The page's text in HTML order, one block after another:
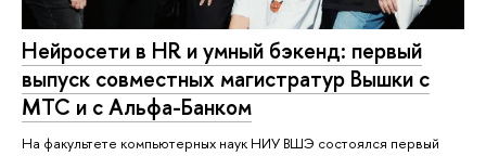
Нейросети в HR и умный бэкенд: первый
выпуск совместных магистратур Вышки с
МТС и с Альфа-Банком
На факультете компьютерных наук НИУ ВШЭ состоялся первый